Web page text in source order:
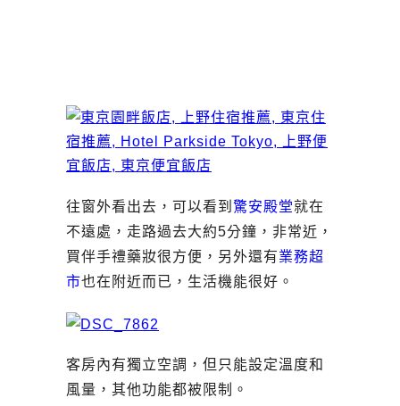
往窗外看出去，可以看到 驚安殿堂就在
不遠處，走路過去大約5分鐘，非常近，
買伴手禮藥妝很方便，另外還有業務超
市也在附近而已，生活機能很好。
客房內有獨立空調，但只能設定溫度和
風量，其他功能都被限制。